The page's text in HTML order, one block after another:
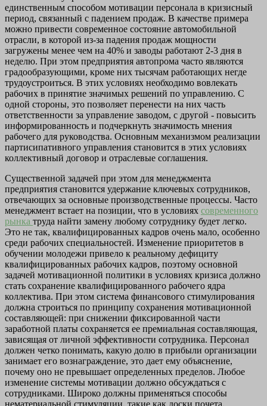
единственным способом мотивации персонала в кризисный
период, связанный с падением продаж. В качестве примера
можно привести современное состояние автомобильной
отрасли, в которой из-за падения продаж мощности
загружены менее чем на 40% и заводы работают 2-3 дня в
неделю. При этом предприятия автопрома часто являются
градообразующими, кроме них тысячам работающих негде
трудоустроиться. В этих условиях необходимо вовлекать
рабочих в принятие значимых решений по управлению. С
одной стороны, это позволяет перенести на них часть
ответственности за управление заводом, с другой - повысить
информированность и подчеркнуть значимость мнения
рабочего для руководства. Основным механизмом реализации
партисипативного управления становится в этих условиях
коллективный договор и отраслевые соглашения.
Существенной задачей при этом для менеджмента
предприятия становится удержание ключевых сотрудников,
отвечающих за основные производственные процессы. Часто
менеджмент встает на позиции, что в условиях современного
рынка труда найти замену любому сотруднику будет легко.
Это не так, квалифицированных кадров очень мало, особенно
среди рабочих специальностей. Изменение приоритетов в
обучении молодежи привело к реальному дефициту
квалифицированных рабочих кадров, поэтому основной
задачей мотивационной политики в условиях кризиса должно
стать сохранение квалифицированного рабочего ядра
коллектива. При этом система финансового стимулирования
должна строиться по принципу сохранения мотивационной
составляющей: при снижении фиксированной части
заработной платы сохраняется ее премиальная составляющая,
зависящая от личной эффективности сотрудника. Персонал
должен четко понимать, какую долю в прибыли организации
занимает его вознаграждение, это дает ему объяснение,
почему оно не превышает определенных пределов. Любое
изменение системы мотивации должно обсуждаться с
сотрудниками. Широко должны применяться способы